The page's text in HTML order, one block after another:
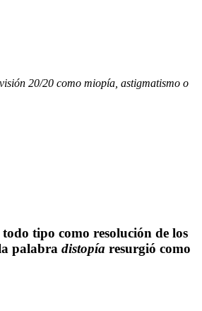
20/20 como miopía, astigmatismo o
tipo como resolución de los
palabra distopía resurgió como